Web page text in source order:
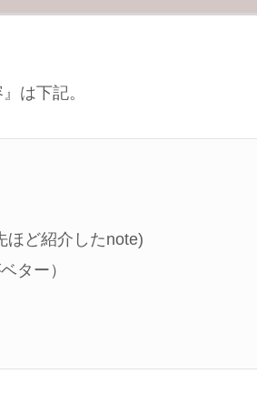
は下記。
ほど紹介したnote)
ター）